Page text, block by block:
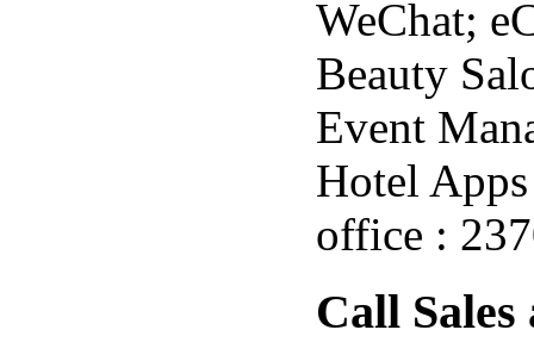
WeChat;
Beauty
Event
Hotel
office :
Call